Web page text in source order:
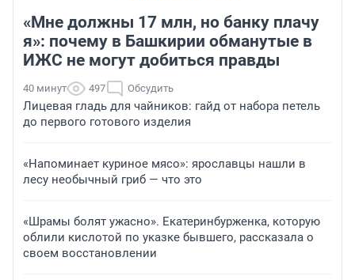
«Мне должны 17 млн, но банку плачу
я»: почему в Башкирии обманутые в
ИЖС не могут добиться правды
40 минут 497 Обсудить
Лицевая гладь для чайников: гайд от набора петель
до первого готового изделия
«Напоминает куриное мясо»: ярославцы нашли в
лесу необычный гриб — что это
«Шрамы болят ужасно». Екатеринбурженка, которую
облили кислотой по указке бывшего, рассказала о
своем восстановлении